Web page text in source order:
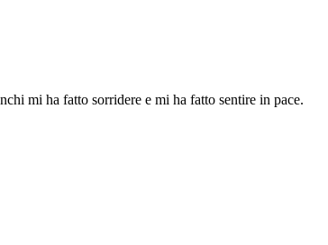
mi ha fatto sorridere e mi ha fatto sentire in pace.